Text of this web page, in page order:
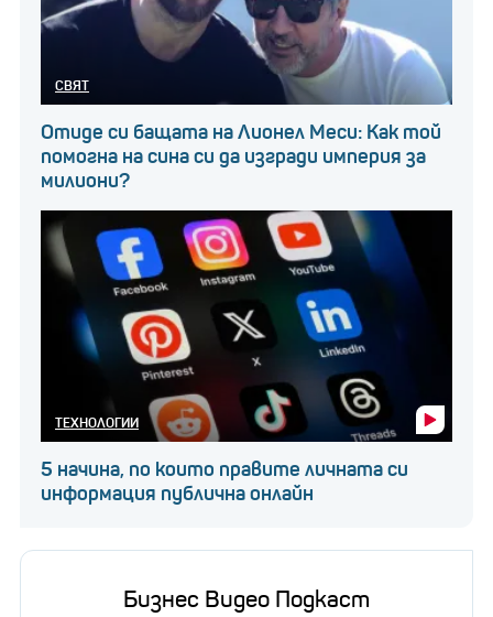
СВЯТ
Отиде си бащата на Лионел Меси: Как той
помогна на сина си да изгради империя за
милиони?
ТЕХНОЛОГИИ
5 начина, по които правите личната си
информация публична онлайн
Бизнес Видео Подкаст